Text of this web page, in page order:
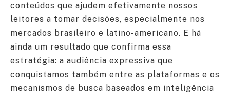
conteúdos que ajudem efetivamente nossos
leitores a tomar decisões, especialmente nos
mercados brasileiro e latino-americano. E há
ainda um resultado que confirma essa
estratégia: a audiência expressiva que
conquistamos também entre as plataformas e os
mecanismos de busca baseados em inteligência